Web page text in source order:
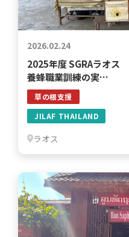
2026.02.24
2025年度 SGRAラオス
養蜂職業訓練の実…
草の根支援
JILAF THAILAND
ラオス